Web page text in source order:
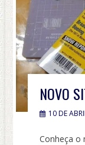
NOVO
10 DE
Conheça o